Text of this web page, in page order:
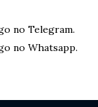
no Telegram.
no Whatsapp.